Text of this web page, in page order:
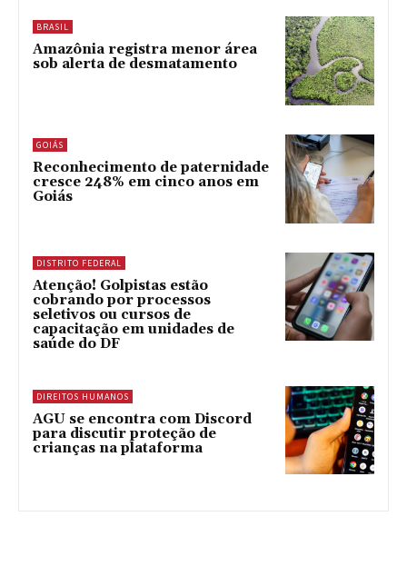
BRASIL
Amazônia registra menor área
sob alerta de desmatamento
GOIÁS
Reconhecimento de paternidade
cresce 248% em cinco anos em
Goiás
DISTRITO FEDERAL
Atenção! Golpistas estão
cobrando por processos
seletivos ou cursos de
capacitação em unidades de
saúde do DF
DIREITOS HUMANOS
AGU se encontra com Discord
para discutir proteção de
crianças na plataforma